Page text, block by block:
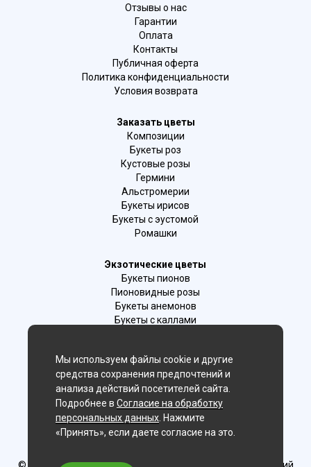
Отзывы о нас
Гарантии
Оплата
Контакты
Публичная оферта
Политика конфиденциальности
Условия возврата
Заказать цветы
Композиции
Букеты роз
Кустовые розы
Гермини
Альстромерии
Букеты ирисов
Букеты с эустомой
Ромашки
Экзотические цветы
Букеты пионов
Пионовидные розы
Букеты анемонов
Букеты с каллами
Лаванда
Гиацинты
Мы в соц. сетях:
Магнитогорск
© Delaflor - доставка цветов, 2012-2026 ИП Рыжков Евгений
Мы используем файлы cookie и другие
средства сохранения предпочтений и
анализа действий посетителей сайта.
Подробнее в Согласие на обработку
персональных данных . Нажмите
«Принять», если даете согласие на это.